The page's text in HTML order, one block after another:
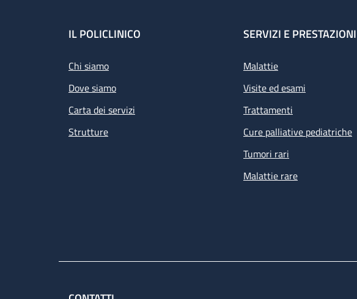
Footer
IL POLICLINICO
Chi siamo
Dove siamo
Carta dei servizi
Strutture
SERVIZI E PRESTAZIONI
Malattie
Visite ed esami
Trattamenti
Cure palliative pediatriche
Tumori rari
Malattie rare